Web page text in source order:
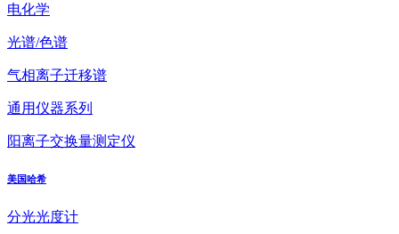
电化学
光谱/色谱
气相离子迁移谱
通用仪器系列
阳离子交换量测定仪
美国哈希
分光光度计